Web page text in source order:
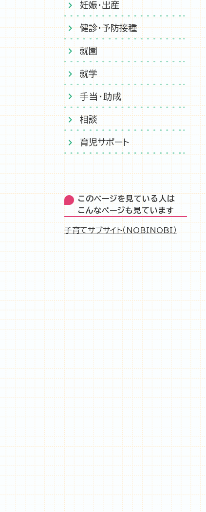
妊娠・出産
健診・予防接種
就園
就学
手当・助成
相談
育児サポート
このページを見ている人は
こんなページも見ています
子育てサブサイト（NOBINOBI）